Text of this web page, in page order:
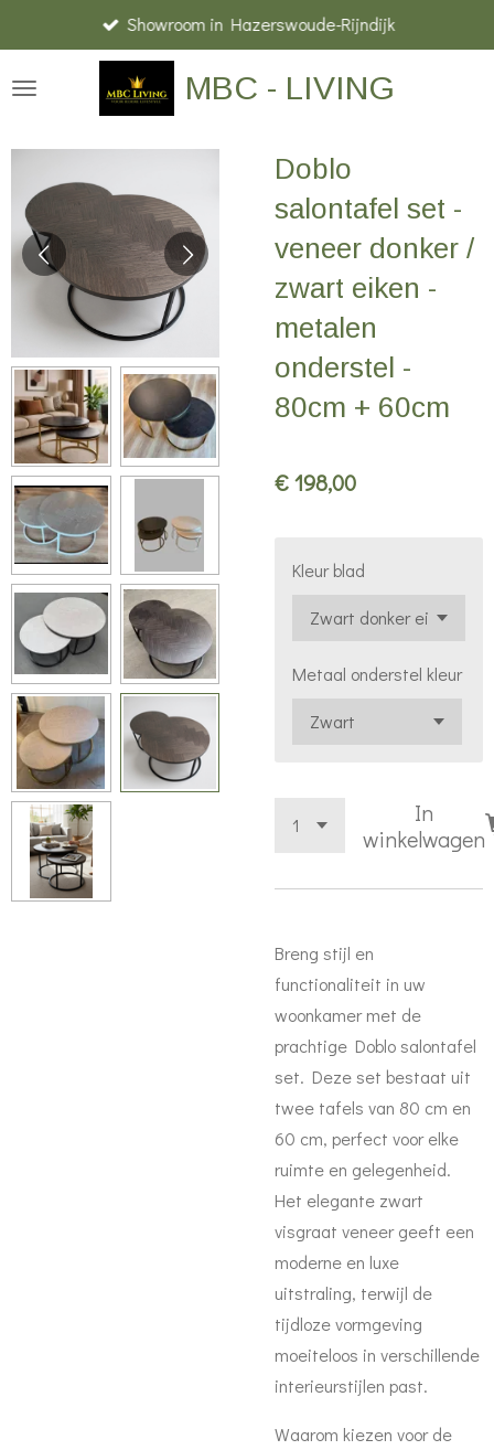
direct
naar
hoofdinhoud
MBC - LIVING
Showroom in Hazerswoude-Rijndijk
Doblo
salontafel set -
veneer donker /
zwart eiken -
metalen
onderstel -
80cm + 60cm
€ 198,00
Kleur blad
Metaal onderstel kleur
In
winkelwagen
Breng stijl en
functionaliteit in uw
woonkamer met de
prachtige Doblo salontafel
set. Deze set bestaat uit
twee tafels van 80 cm en
60 cm, perfect voor elke
ruimte en gelegenheid.
Het elegante zwart
visgraat veneer geeft een
moderne en luxe
uitstraling, terwijl de
tijdloze vormgeving
moeiteloos in verschillende
interieurstijlen past.
Waarom kiezen voor de